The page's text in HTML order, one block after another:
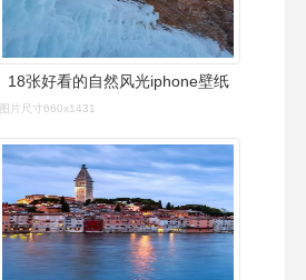
18张好看的自然风光iphone壁纸
图片尺寸660x1431